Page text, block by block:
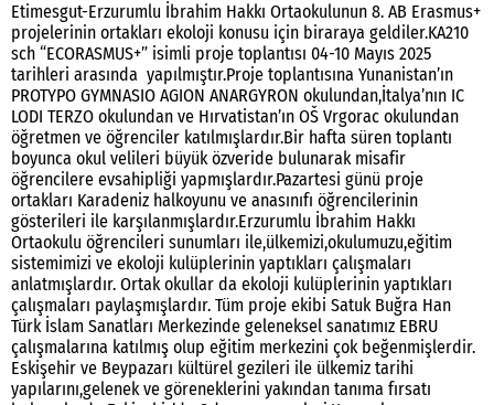
Etimesgut-Erzurumlu İbrahim Hakkı Ortaokulunun 8. AB Erasmus+
projelerinin ortakları ekoloji konusu için biraraya geldiler.KA210
sch “ECORASMUS+” isimli proje toplantısı 04-10 Mayıs 2025
tarihleri arasında yapılmıştır.Proje toplantısına Yunanistan’ın
PROTYPO GYMNASIO AGION ANARGYRON okulundan,İtalya’nın IC
LODI TERZO okulundan ve Hırvatistan’ın OŠ Vrgorac okulundan
öğretmen ve öğrenciler katılmışlardır.Bir hafta süren toplantı
boyunca okul velileri büyük özveride bulunarak misafir
öğrencilere evsahipliği yapmışlardır.Pazartesi günü proje
ortakları Karadeniz halkoyunu ve anasınıfı öğrencilerinin
gösterileri ile karşılanmışlardır.Erzurumlu İbrahim Hakkı
Ortaokulu öğrencileri sunumları ile,ülkemizi,okulumuzu,eğitim
sistemimizi ve ekoloji kulüplerinin yaptıkları çalışmaları
anlatmışlardır. Ortak okullar da ekoloji kulüplerinin yaptıkları
çalışmaları paylaşmışlardır. Tüm proje ekibi Satuk Buğra Han
Türk İslam Sanatları Merkezinde geleneksel sanatımız EBRU
çalışmalarına katılmış olup eğitim merkezini çok beğenmişlerdir.
Eskişehir ve Beypazarı kültürel gezileri ile ülkemiz tarihi
yapılarını,gelenek ve göreneklerini yakından tanıma fırsatı